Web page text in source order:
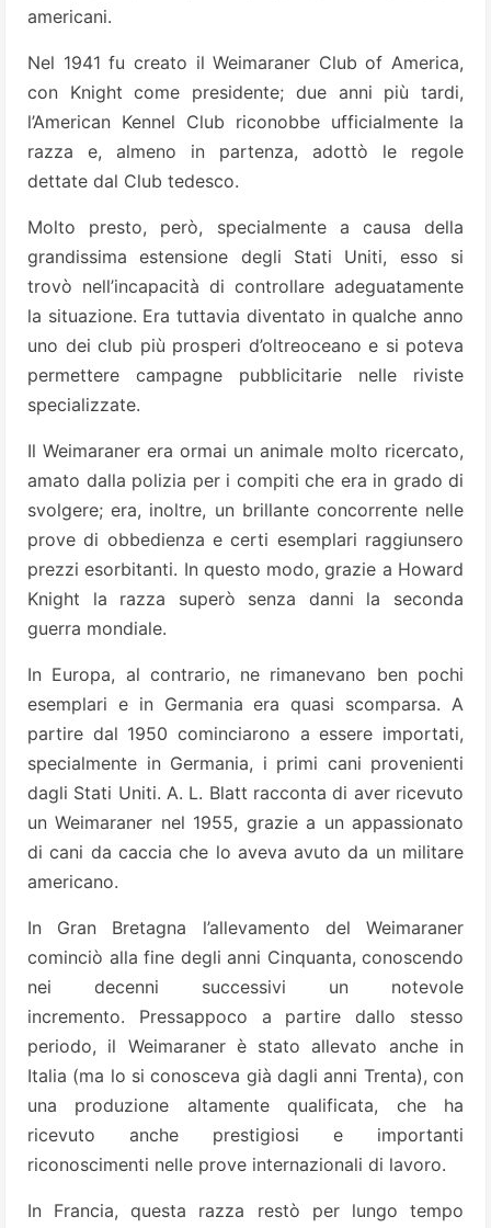
americani.
Nel 1941 fu creato il Weimaraner Club of America,
con Knight come presidente; due anni più tardi,
l’American Kennel Club riconobbe ufficialmente la
razza e, almeno in partenza, adottò le regole
dettate dal Club tedesco.
Molto presto, però, specialmente a causa della
grandissima estensione degli Stati Uniti, esso si
trovò nell’incapacità di controllare adeguatamente
la situazione. Era tuttavia diventato in qualche anno
uno dei club più prosperi d’oltreoceano e si poteva
permettere campagne pubblicitarie nelle riviste
specializzate.
Il Weimaraner era ormai un animale molto ricercato,
amato dalla polizia per i compiti che era in grado di
svolgere; era, inoltre, un brillante concorrente nelle
prove di obbedienza e certi esemplari raggiunsero
prezzi esorbitanti. In questo modo, grazie a Howard
Knight la razza superò senza danni la seconda
guerra mondiale.
In Europa, al contrario, ne rimanevano ben pochi
esemplari e in Germania era quasi scomparsa. A
partire dal 1950 cominciarono a essere importati,
specialmente in Germania, i primi cani provenienti
dagli Stati Uniti. A. L. Blatt racconta di aver ricevuto
un Weimaraner nel 1955, grazie a un appassionato
di cani da caccia che lo aveva avuto da un militare
americano.
In Gran Bretagna l’allevamento del Weimaraner
cominciò alla fine degli anni Cinquanta, conoscendo
nei decenni successivi un notevole
incremento. Pressappoco a partire dallo stesso
periodo, il Weimaraner è stato allevato anche in
Italia (ma lo si conosceva già dagli anni Trenta), con
una produzione altamente qualificata, che ha
ricevuto anche prestigiosi e importanti
riconoscimenti nelle prove internazionali di lavoro.
In Francia, questa razza restò per lungo tempo